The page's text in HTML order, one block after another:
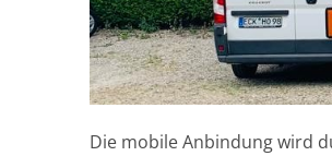
Die mobile Anbindung wird